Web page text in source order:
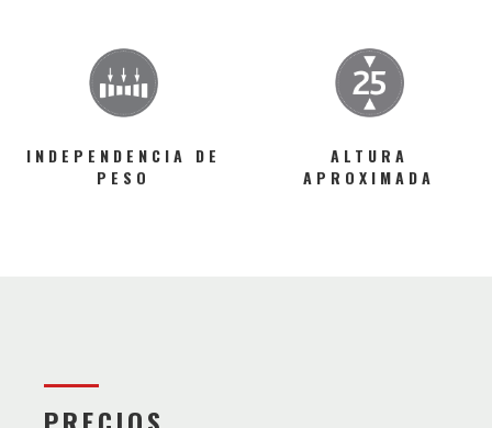
INDEPENDENCIA DE
PESO
ALTURA
APROXIMADA